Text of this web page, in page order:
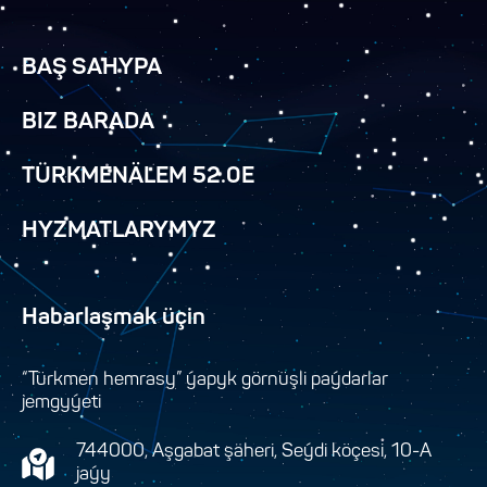
BAŞ SAHYPA
BIZ BARADA
TÜRKMENÄLEM 52.0E
HYZMATLARYMYZ
Habarlaşmak üçin
“Türkmen hemrasy” ýapyk görnüşli paýdarlar
jemgyýeti
744000, Aşgabat şäheri, Seýdi köçesi, 10-A
jaýy